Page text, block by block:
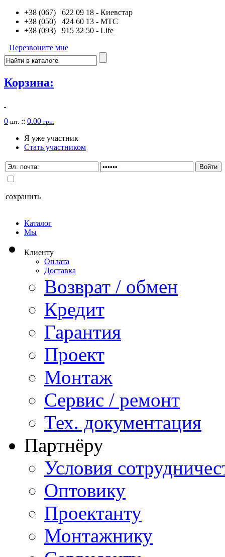
+38 (067) 622 09 18 - Киевстар
+38 (050) 424 60 13 - MTC
+38 (093) 915 32 50 - Life
Перезвоните мне
Корзина:
0 шт. :: 0.00 грн.
Я уже участник
Стать участником
сохранить
Каталог
Мы
Клиенту
Оплата
Доставка
Возврат / обмен
Кредит
Гарантия
Проект
Монтаж
Сервис / ремонт
Тех. документация
Партнёру
Условия
Оптовику
Проектанту
Монтажнику